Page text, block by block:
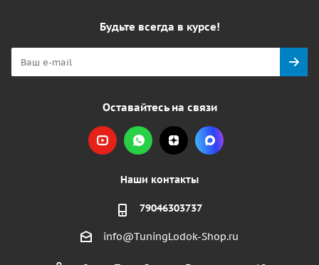
Будьте всегда в курсе!
Оставайтесь на связи
Наши контакты
79046303737
info@TuningLodok-Shop.ru